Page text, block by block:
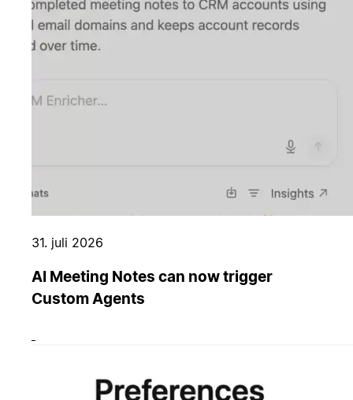
31. juli 2026
AI Meeting Notes can now trigger
Custom Agents